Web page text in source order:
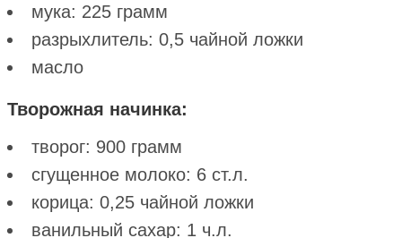
мука: 225 грамм
разрыхлитель: 0,5 чайной ложки
масло
Творожная начинка:
творог: 900 грамм
сгущенное молоко: 6 ст.л.
корица: 0,25 чайной ложки
ванильный сахар: 1 ч.л.